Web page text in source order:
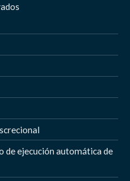
de ejecución automática de